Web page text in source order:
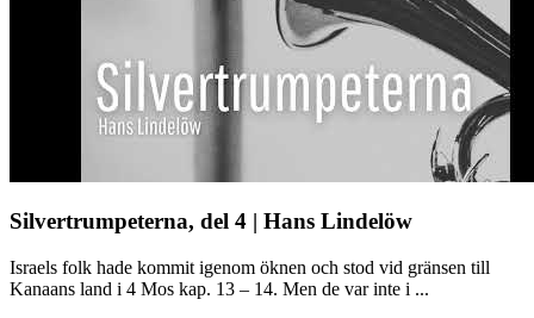
Silvertrumpeterna, del 4 | Hans Lindelöw
Israels folk hade kommit igenom öknen och stod vid gränsen till
Kanaans land i 4 Mos kap. 13 – 14. Men de var inte i ...